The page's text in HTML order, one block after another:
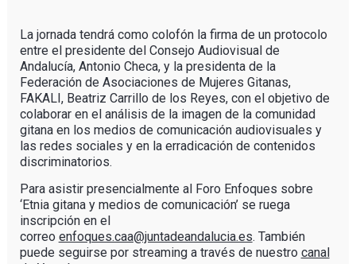
La jornada tendrá como colofón la firma de un protocolo
entre el presidente del Consejo Audiovisual de
Andalucía, Antonio Checa, y la presidenta de la
Federación de Asociaciones de Mujeres Gitanas,
FAKALI, Beatriz Carrillo de los Reyes, con el objetivo de
colaborar en el análisis de la imagen de la comunidad
gitana en los medios de comunicación audiovisuales y
las redes sociales y en la erradicación de contenidos
discriminatorios.
Para asistir presencialmente al Foro Enfoques sobre
‘Etnia gitana y medios de comunicación’ se ruega
inscripción en el
correo enfoques.caa@juntadeandalucia.es. También
puede seguirse por streaming a través de nuestro canal